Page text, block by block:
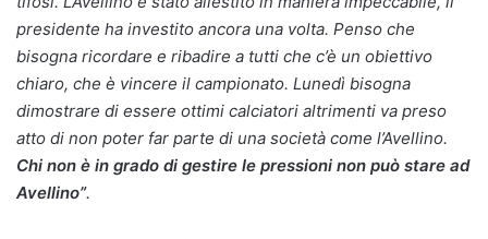
presidente ha investito ancora una volta. Penso che
bisogna ricordare e ribadire a tutti che c’è un obiettivo
chiaro, che è vincere il campionato. Lunedì bisogna
dimostrare di essere ottimi calciatori altrimenti va preso
atto di non poter far parte di una società come l’Avellino.
Chi non è in grado di gestire le pressioni non può stare ad
Avellino”.